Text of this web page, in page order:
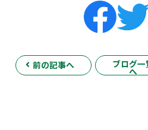
前の記事へ ブログ一
へ